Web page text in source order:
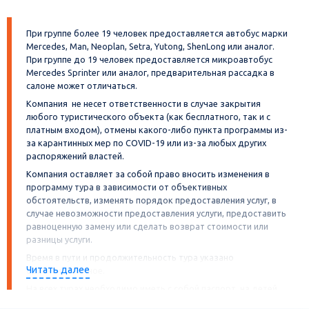
При группе более 19 человек предоставляется автобус марки
Mercedes, Man, Neoplan, Setra, Yutong, ShenLong или аналог.
При группе до 19 человек предоставляется микроавтобус
Mercedes Sprinter или аналог, предварительная рассадка в
салоне может отличаться.
Компания не несет ответственности в случае закрытия
любого туристического объекта (как бесплатного, так и с
платным входом), отмены какого-либо пункта программы из-
за карантинных мер по COVID-19 или из-за любых других
распоряжений властей.
Компания оставляет за собой право вносить изменения в
программу тура в зависимости от объективных
обстоятельств, изменять порядок предоставления услуг, в
случае невозможности предоставления услуги, предоставить
равноценную замену или сделать возврат стоимости или
разницы услуги.
Время в пути и продолжительность тура указано
ориентировочное.
Читать далее